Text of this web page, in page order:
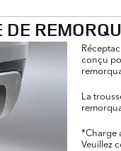
conçu
La
*Charge
Veuillez